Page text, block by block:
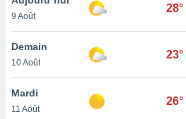
et
»,
au
vous
qu'ils
9 Août
28°
Demain
10 Août
23°
Mardi
11 Août
26°